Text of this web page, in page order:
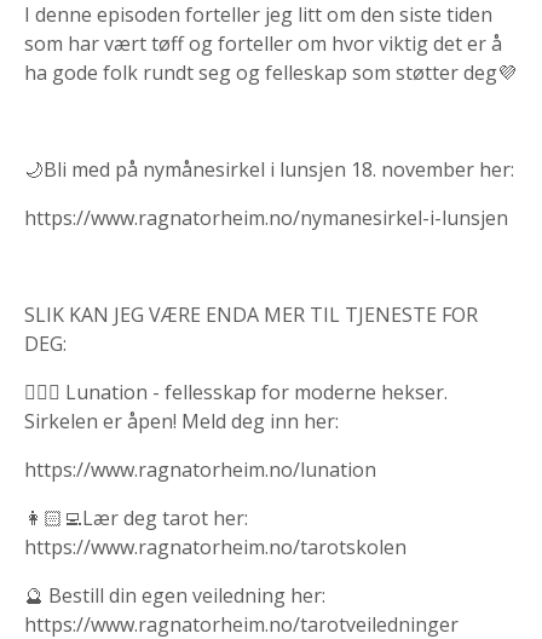
I denne episoden forteller jeg litt om den siste tiden
som har vært tøff og forteller om hvor viktig det er å
ha gode folk rundt seg og felleskap som støtter deg💜
🌙Bli med på nymånesirkel i lunsjen 18. november her:
https://www.ragnatorheim.no/nymanesirkel-i-lunsjen
SLIK KAN JEG VÆRE ENDA MER TIL TJENESTE FOR
DEG:
🧙🏻‍♀️ Lunation - fellesskap for moderne hekser.
Sirkelen er åpen! Meld deg inn her:
https://www.ragnatorheim.no/lunation
👩🏻‍💻Lær deg tarot her:
https://www.ragnatorheim.no/tarotskolen
🔮 Bestill din egen veiledning her:
https://www.ragnatorheim.no/tarotveiledninger